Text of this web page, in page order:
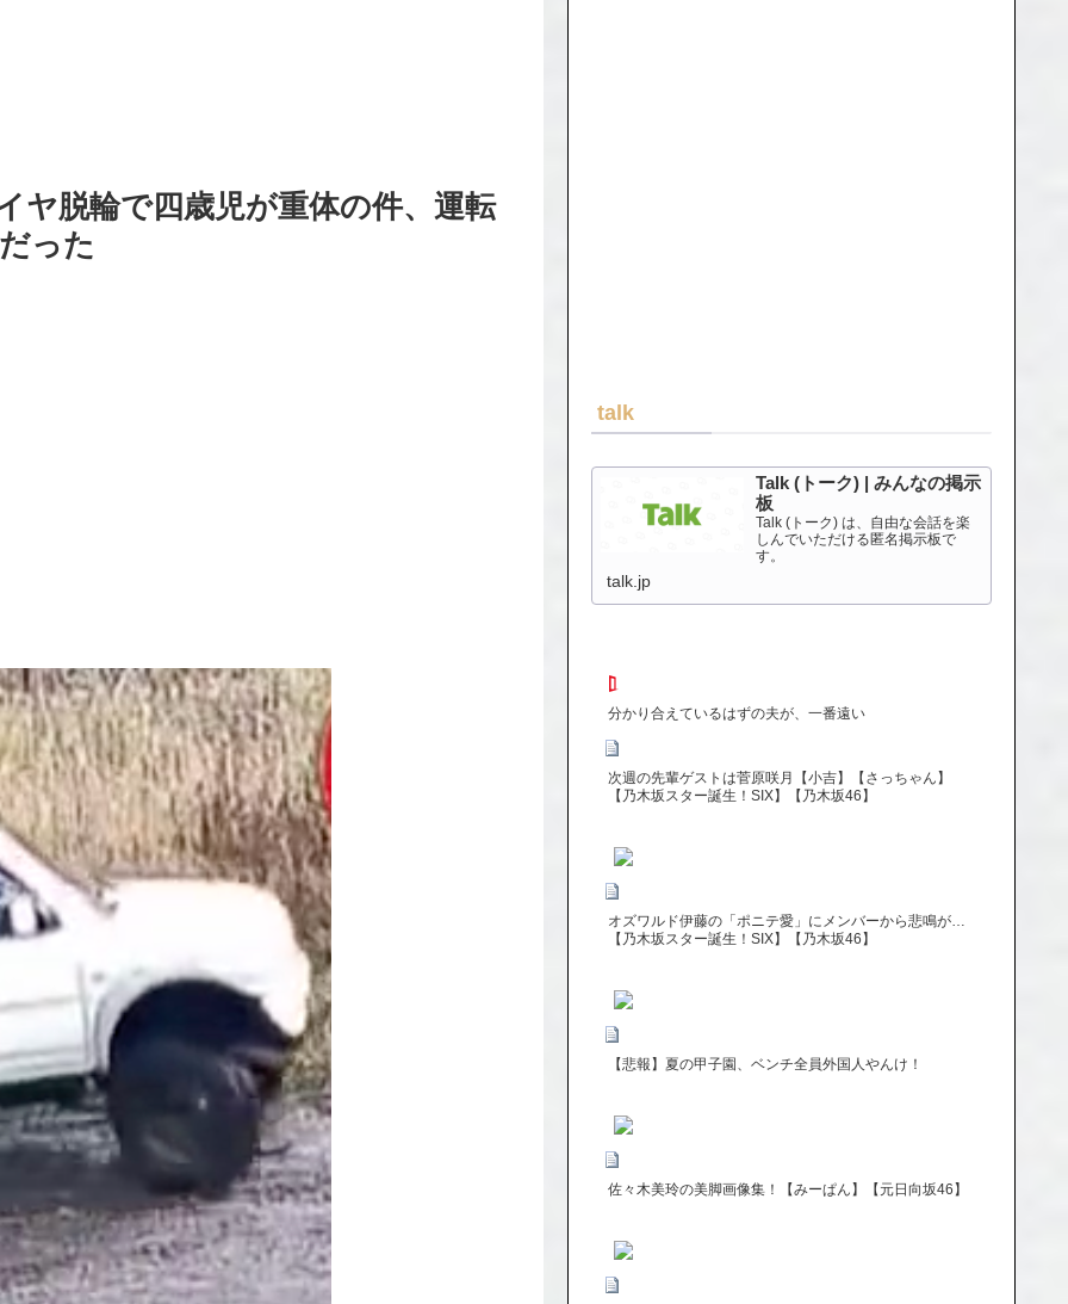
ヤ脱輪で四歳児が重体の件、運転
った
talk
Talk (トーク) | みんなの掲示
板
Talk (トーク) は、自由な会話を楽
しんでいただける匿名掲示板で
す。
talk.jp
分かり合えているはずの夫が、一番遠い
次週の先輩ゲストは菅原咲月【小吉】【さっちゃん】
【乃木坂スター誕生！SIX】【乃木坂46】
オズワルド伊藤の「ポニテ愛」にメンバーから悲鳴が…
【乃木坂スター誕生！SIX】【乃木坂46】
【悲報】夏の甲子園、ベンチ全員外国人やんけ！
佐々木美玲の美脚画像集！【みーぱん】【元日向坂46】